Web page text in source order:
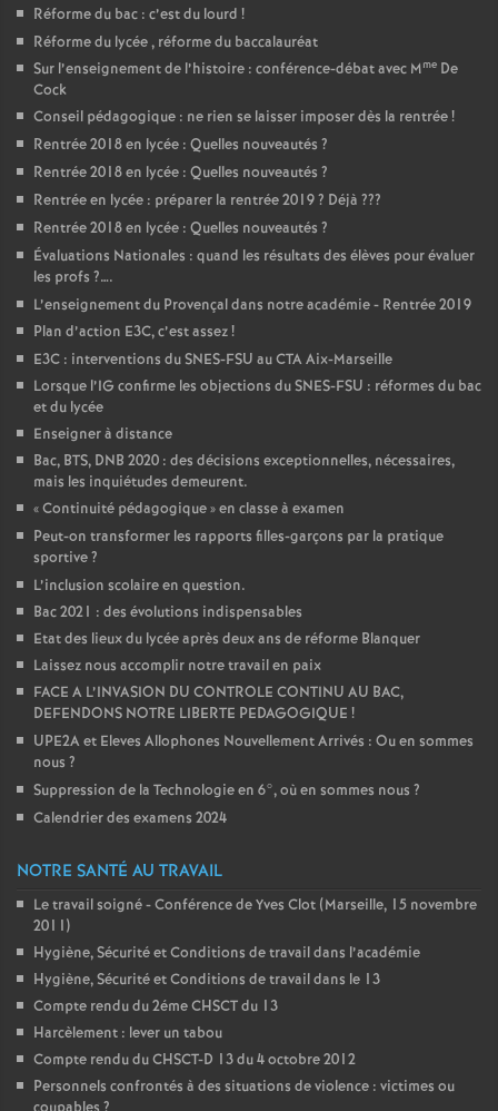
Réforme du bac : c’est du lourd !
Réforme du lycée , réforme du baccalauréat
Sur l’enseignement de l’histoire : conférence-débat avec Mme De
Cock
Conseil pédagogique : ne rien se laisser imposer dès la rentrée!
Rentrée 2018 en lycée : Quelles nouveautés ?
Rentrée 2018 en lycée : Quelles nouveautés ?
Rentrée en lycée : préparer la rentrée 2019? Déjà ???
Rentrée 2018 en lycée : Quelles nouveautés ?
Évaluations Nationales : quand les résultats des élèves pour évaluer
les profs ?….
L’enseignement du Provençal dans notre académie - Rentrée 2019
Plan d’action E3C, c’est assez!
E3C : interventions du SNES-FSU au CTA Aix-Marseille
Lorsque l’IG confirme les objections du SNES-FSU : réformes du bac
et du lycée
Enseigner à distance
Bac, BTS, DNB 2020 : des décisions exceptionnelles, nécessaires,
mais les inquiétudes demeurent.
«Continuité pédagogique» en classe à examen
Peut-on transformer les rapports filles-garçons par la pratique
sportive?
L’inclusion scolaire en question.
Bac 2021 : des évolutions indispensables
Etat des lieux du lycée après deux ans de réforme Blanquer
Laissez nous accomplir notre travail en paix
FACE A L’INVASION DU CONTROLE CONTINU AU BAC,
DEFENDONS NOTRE LIBERTE PEDAGOGIQUE !
UPE2A et Eleves Allophones Nouvellement Arrivés : Ou en sommes
nous ?
Suppression de la Technologie en 6°, où en sommes nous ?
Calendrier des examens 2024
NOTRE SANTÉ AU TRAVAIL
Le travail soigné - Conférence de Yves Clot (Marseille, 15 novembre
2011)
Hygiène, Sécurité et Conditions de travail dans l’académie
Hygiène, Sécurité et Conditions de travail dans le 13
Compte rendu du 2éme CHSCT du 13
Harcèlement : lever un tabou
Compte rendu du CHSCT-D 13 du 4 octobre 2012
Personnels confrontés à des situations de violence : victimes ou